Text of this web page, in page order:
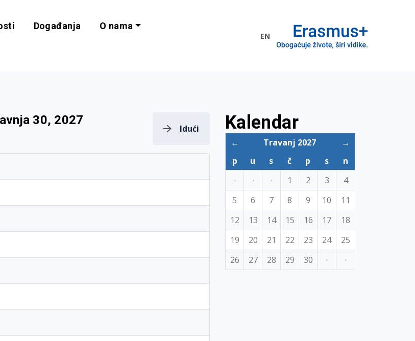
i programe EU
Događanja O nama
EN
30, 2027
Idući Kalendar
← Travanj 2027
→
p
u s č p s
n
·
· · 1 2 3
4
5
6 7 8 9 10
11
12
13 14 15 16 17
18
19
20 21 22 23 24
25
26
27 28 29 30 · ·